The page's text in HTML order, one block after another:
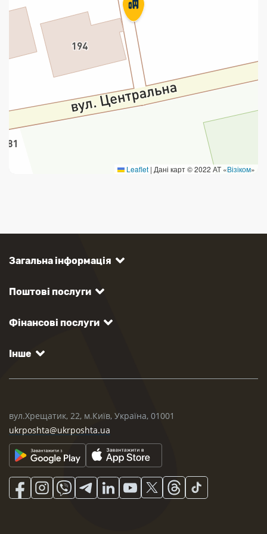
Leaflet | Дані карт © 2022 АТ «Візіком»
Загальна інформація
Поштові послуги
Фінансові послуги
Інше
вул.Хрещатик, 22, м.Київ, Україна, 01001
ukrposhta@ukrposhta.ua